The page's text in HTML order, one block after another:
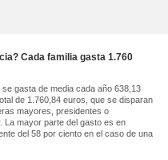
Cada familia gasta 1.760
gasta de media cada año 638,13
de 1.760,84 euros, que se disparan
mayores, presidentes o
La mayor parte del gasto es en
del 58 por ciento en el caso de una